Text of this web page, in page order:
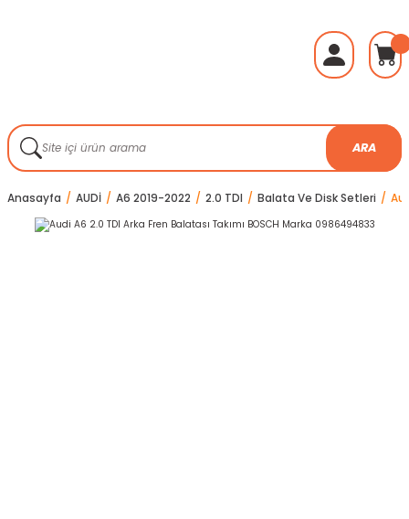
ARA
Anasayfa AUDİ A6 2019-2022 2.0 TDI Balata Ve Disk Setleri